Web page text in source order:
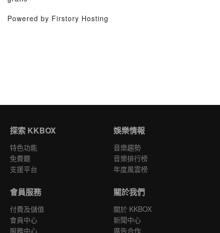
Powered by Firstory Hosting
探索 KKBOX
特色功能
免費聽
支援平台
娛樂情報
音樂趨勢
音樂排行榜
年度風雲榜
會員服務
付費及儲值
會員中心
服務中心
關於我們
關於 KKBOX
新聞中心
廣告合作